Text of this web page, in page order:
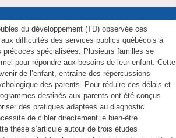
du développement (TD) observée ces
difficultés des services publics québécois à
précoces spécialisées. Plusieurs familles se
pour répondre aux besoins de leur enfant. Cette
de l’enfant, entraîne des répercussions
des parents. Pour réduire ces délais et
destinés aux parents ont été conçus
des pratiques adaptées au diagnostic.
de cibler directement le bien-être
thèse s’articule autour de trois études